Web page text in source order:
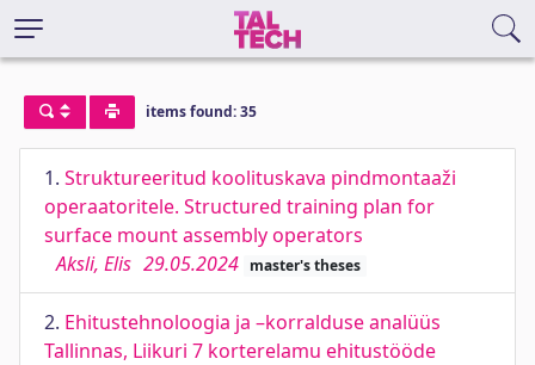
items found: 35
1. Struktureeritud koolituskava pindmontaaži
operaatoritele. Structured training plan for
surface mount assembly operators
Aksli, Elis 29.05.2024 master's theses
2. Ehitustehnoloogia ja –korralduse analüüs
Tallinnas, Liikuri 7 korterelamu ehitustööde